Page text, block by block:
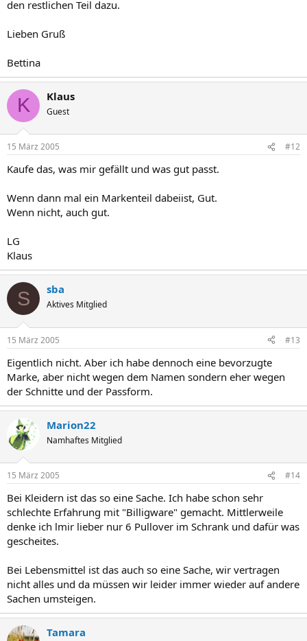
den restlichen Teil dazu.
Lieben Gruß
Bettina
K Klaus
Guest
15 März 2005 #12
Kaufe das, was mir gefällt und was gut passt.
Wenn dann mal ein Markenteil dabeiist, Gut.
Wenn nicht, auch gut.
LG
Klaus
S sba
Aktives Mitglied
15 März 2005 #13
Eigentlich nicht. Aber ich habe dennoch eine bevorzugte
Marke, aber nicht wegen dem Namen sondern eher wegen
der Schnitte und der Passform.
Marion22
Namhaftes Mitglied
15 März 2005 #14
Bei Kleidern ist das so eine Sache. Ich habe schon sehr
schlechte Erfahrung mit "Billigware" gemacht. Mittlerweile
denke ich lmir lieber nur 6 Pullover im Schrank und dafür was
gescheites.
Bei Lebensmittel ist das auch so eine Sache, wir vertragen
nicht alles und da müssen wir leider immer wieder auf andere
Sachen umsteigen.
Tamara